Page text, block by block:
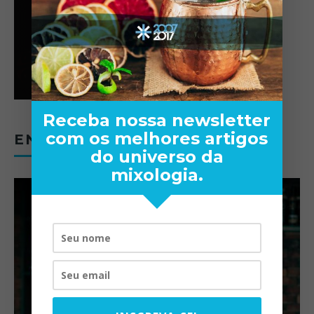
ENTREVISTAS
Receba nossa newsletter
com os melhores artigos
do universo da
mixologia.